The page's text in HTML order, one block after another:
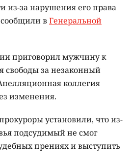
из-за нарушения его права
вГенеральной
приговорил мужчину к
за незаконный
коллегия
изменения.
установили, что из-
подсудимый не смог
прениях и выступить